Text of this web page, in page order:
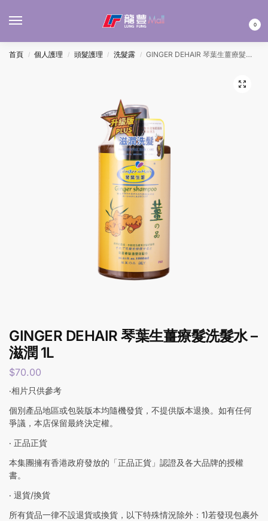
0
首頁 / 個人護理 / 頭髮護理 / 洗髮露 / GINGER DEHAIR 琴葉生薑療髮洗髮水 – 滋潤 1L
GINGER DEHAIR 琴葉生薑療髮洗髮水 –
滋潤 1L
$70.00
‧相片只供參考
個別產品地區或包裝版本均隨機發貨，不提供版本退換。如有任何
爭議，本店保留最終決定權。
‧ 正品正貨
本集團擁有香港政府發放的「正品正貨」認證及各大品牌的授權
書。
‧ 退貨/換貨
所有貨品一律不設退貨或換貨，以下特殊情況除外：1)若發現包裹外